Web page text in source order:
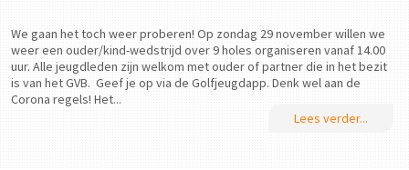
We gaan het toch weer proberen! Op zondag 29 november willen we
weer een ouder/kind-wedstrijd over 9 holes organiseren vanaf 14.00
uur. Alle jeugdleden zijn welkom met ouder of partner die in het bezit
is van het GVB. Geef je op via de Golfjeugdapp. Denk wel aan de
Corona regels! Het...
Lees verder...